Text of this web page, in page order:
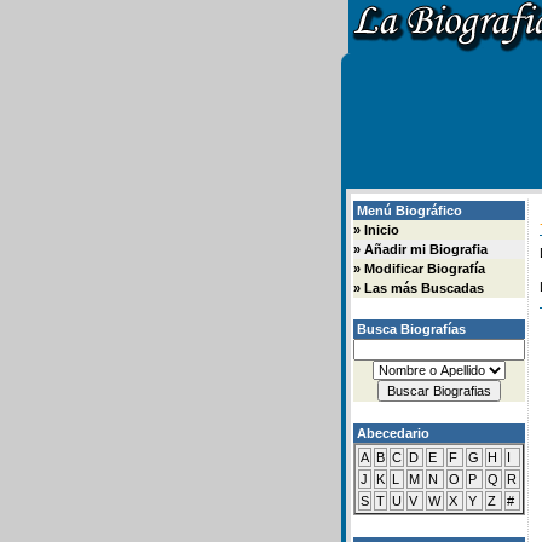
Menú Biográfico
» Inicio
» Añadir mi Biografia
» Modificar Biografía
» Las más Buscadas
Busca Biografías
Abecedario
A B C D E F G H
I
J
K L M N O P Q
R
S T U V W X Y Z #